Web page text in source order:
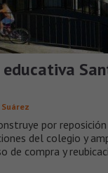
por
del colegio y
de compra y